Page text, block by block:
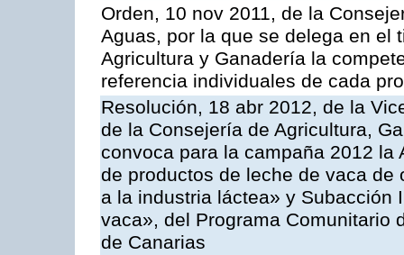
Orden, 10 nov 2011, de la
Aguas, por la que se delega en el
Agricultura y Ganadería la
referencia individuales de cada
Resolución, 18 abr 2012, de la
de la Consejería de Agricultura,
convoca para la campaña 2012
de productos de leche de vaca
a la industria láctea» y Subacción
vaca», del Programa Comunitario
de Canarias